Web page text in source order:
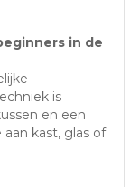
in de
is
en een
kast, glas of